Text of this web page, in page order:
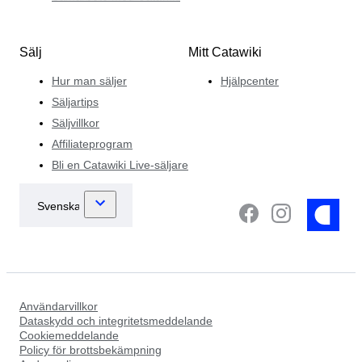
Sälj
Hur man säljer
Säljartips
Säljvillkor
Affiliateprogram
Bli en Catawiki Live-säljare
Mitt Catawiki
Hjälpcenter
Användarvillkor
Dataskydd och integritetsmeddelande
Cookiemeddelande
Policy för brottsbekämpning